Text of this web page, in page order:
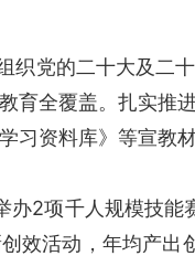
织党的二十大及二
育全覆盖。扎实推
习资料库》等宣教
办2项千人规模技
效活动，年均产出